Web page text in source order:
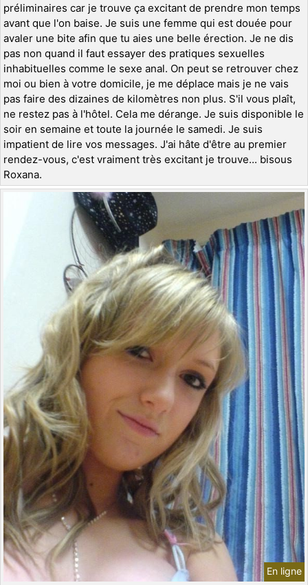
préliminaires car je trouve ça excitant de prendre mon temps
avant que l'on baise. Je suis une femme qui est douée pour
avaler une bite afin que tu aies une belle érection. Je ne dis
pas non quand il faut essayer des pratiques sexuelles
inhabituelles comme le sexe anal. On peut se retrouver chez
moi ou bien à votre domicile, je me déplace mais je ne vais
pas faire des dizaines de kilomètres non plus. S'il vous plaît,
ne restez pas à l'hôtel. Cela me dérange. Je suis disponible le
soir en semaine et toute la journée le samedi. Je suis
impatient de lire vos messages. J'ai hâte d'être au premier
rendez-vous, c'est vraiment très excitant je trouve... bisous
Roxana.
En ligne